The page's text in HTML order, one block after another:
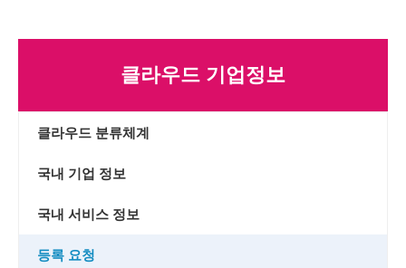
클라우드 기업정보
클라우드 분류체계
국내 기업 정보
국내 서비스 정보
등록 요청